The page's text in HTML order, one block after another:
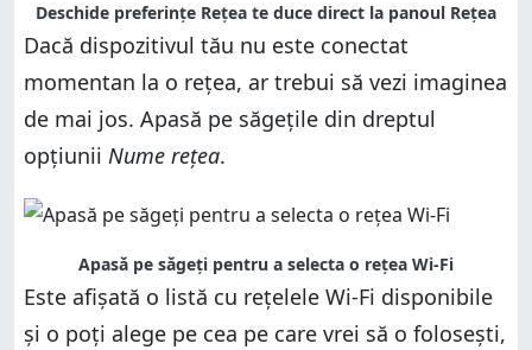
Deschide preferințe Rețea te duce direct la panoul Rețea
Dacă dispozitivul tău nu este conectat
momentan la o rețea, ar trebui să vezi imaginea
de mai jos. Apasă pe săgețile din dreptul
opțiunii Nume rețea.
Apasă pe săgeți pentru a selecta o rețea Wi-Fi
Este afișată o listă cu rețelele Wi-Fi disponibile
și o poți alege pe cea pe care vrei să o folosești,